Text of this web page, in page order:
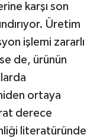
karşı son
Üretim
işlemi zararlı
de, ürünün
ortaya
derece
literatüründe